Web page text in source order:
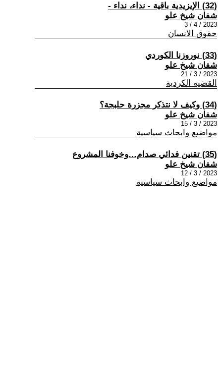
(32) الإيزيدية باقية - نداء، نداء -
شفان شيخ علو
2023 / 4 / 3
حقوق الانسان
(33) نوروزنا الكوردي
شفان شيخ علو
2023 / 3 / 21
القضية الكردية
(34) وكيف لا نتذكر مجزرة حلبجة؟
شفان شيخ علو
2023 / 3 / 15
مواضيع وابحاث سياسية
(35) تقنين فدائي صدام…وخوفنا المشروع
شفان شيخ علو
2023 / 3 / 12
مواضيع وابحاث سياسية